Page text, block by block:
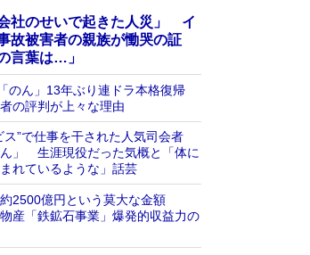
会社のせいで起きた人災」 イ
故被害者の親族が慟哭の証
言葉は…」
のん」13年ぶり連ドラ本格復帰
の評判が上々な理由
ス”で仕事を干された人気司会者
ん」 生涯現役だった気概と「体に
れているような」話芸
約2500億円という莫大な金額
「鉄鉱石事業」爆発的収益力の